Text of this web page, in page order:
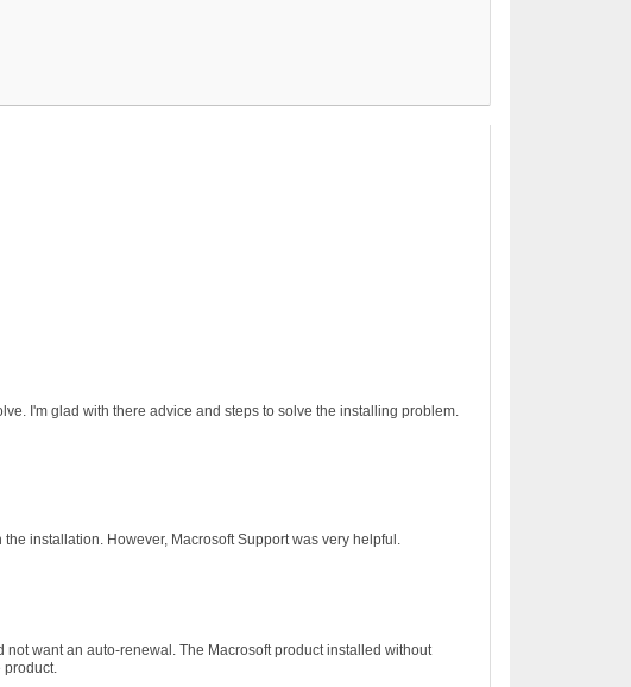
I'm glad with there advice and steps to solve the installing problem.
installation. However, Macrosoft Support was very helpful.
not want an auto-renewal. The Macrosoft product installed without
product.